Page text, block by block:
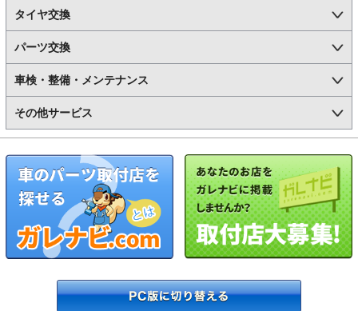
タイヤ交換
パーツ交換
車検・整備・メンテナンス
その他サービス